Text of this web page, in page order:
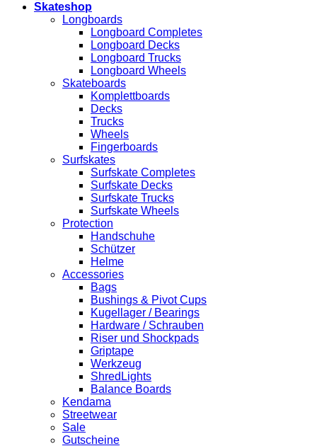
Skateshop
Longboards
Longboard Completes
Longboard Decks
Longboard Trucks
Longboard Wheels
Skateboards
Komplettboards
Decks
Trucks
Wheels
Fingerboards
Surfskates
Surfskate Completes
Surfskate Decks
Surfskate Trucks
Surfskate Wheels
Protection
Handschuhe
Schützer
Helme
Accessories
Bags
Bushings & Pivot Cups
Kugellager / Bearings
Hardware / Schrauben
Riser und Shockpads
Griptape
Werkzeug
ShredLights
Balance Boards
Kendama
Streetwear
Sale
Gutscheine